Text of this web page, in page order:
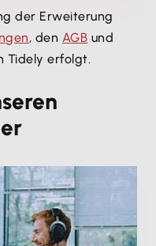
der Erweiterung
, den AGB und
Tidely erfolgt.